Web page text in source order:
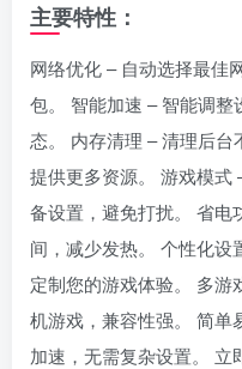
主要特性：
网络优化 – 自动选择最佳
包。 智能加速 – 智能调
态。 内存清理 – 清理后
提供更多资源。 游戏模式
备设置，避免打扰。 省电
间，减少发热。 个性化设
定制您的游戏体验。 多游
机游戏，兼容性强。 简单
加速，无需复杂设置。 立